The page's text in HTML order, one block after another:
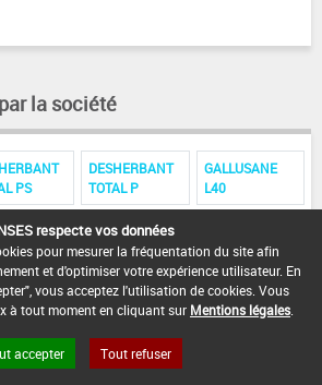
la société
PS
DESHERBANT
TOTAL P
GALLUSANE
L40
PM GALLUZOLE TA
respecte vos données
pour mesurer la fréquentation du site afin
et d'optimiser votre expérience utilisateur. En
vous acceptez l'utilisation de cookies. Vous
à tout moment en cliquant sur Mentions légales
accepter Tout refuser